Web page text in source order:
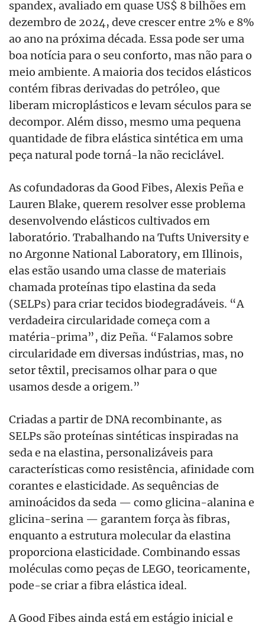
spandex, avaliado em quase US$ 8 bilhões em
dezembro de 2024, deve crescer entre 2% e 8%
ao ano na próxima década. Essa pode ser uma
boa notícia para o seu conforto, mas não para o
meio ambiente. A maioria dos tecidos elásticos
contém fibras derivadas do petróleo, que
liberam microplásticos e levam séculos para se
decompor. Além disso, mesmo uma pequena
quantidade de fibra elástica sintética em uma
peça natural pode torná-la não reciclável.
As cofundadoras da Good Fibes, Alexis Peña e
Lauren Blake, querem resolver esse problema
desenvolvendo elásticos cultivados em
laboratório. Trabalhando na Tufts University e
no Argonne National Laboratory, em Illinois,
elas estão usando uma classe de materiais
chamada proteínas tipo elastina da seda
(SELPs) para criar tecidos biodegradáveis. “A
verdadeira circularidade começa com a
matéria-prima”, diz Peña. “Falamos sobre
circularidade em diversas indústrias, mas, no
setor têxtil, precisamos olhar para o que
usamos desde a origem.”
Criadas a partir de DNA recombinante, as
SELPs são proteínas sintéticas inspiradas na
seda e na elastina, personalizáveis para
características como resistência, afinidade com
corantes e elasticidade. As sequências de
aminoácidos da seda — como glicina-alanina e
glicina-serina — garantem força às fibras,
enquanto a estrutura molecular da elastina
proporciona elasticidade. Combinando essas
moléculas como peças de LEGO, teoricamente,
pode-se criar a fibra elástica ideal.
A Good Fibes ainda está em estágio inicial e